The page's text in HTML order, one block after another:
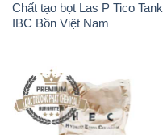
Chất tạo bọt Las P Tico Tank
IBC Bồn Việt Nam